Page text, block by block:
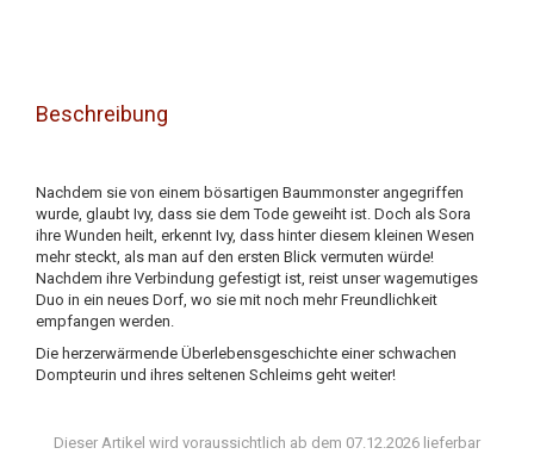
Beschreibung
Nachdem sie von einem bösartigen Baummonster angegriffen
wurde, glaubt Ivy, dass sie dem Tode geweiht ist. Doch als Sora
ihre Wunden heilt, erkennt Ivy, dass hinter diesem kleinen Wesen
mehr steckt, als man auf den ersten Blick vermuten würde!
Nachdem ihre Verbindung gefestigt ist, reist unser wagemutiges
Duo in ein neues Dorf, wo sie mit noch mehr Freundlichkeit
empfangen werden.
Die herzerwärmende Überlebensgeschichte einer schwachen
Dompteurin und ihres seltenen Schleims geht weiter!
Dieser Artikel wird voraussichtlich ab dem 07.12.2026 lieferbar